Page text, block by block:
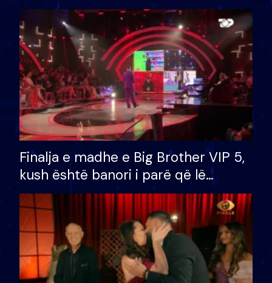
Finalja e madhe e Big Brother VIP 5,
kush është banori i parë që lë
shtëpinë dhe humb mundësinë për
të fituar çmimin e madh